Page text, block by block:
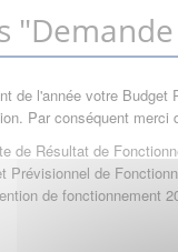
de l'année votre
Par conséquent
de Résultat de
Prévisionnel de
de fonctionnement